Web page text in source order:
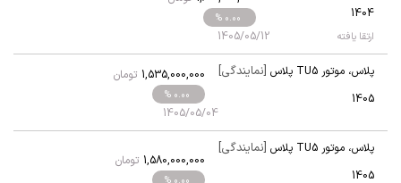
1404
ارتقا یافته 1405/05/12
% 0.00
پلاس، موتور TU5 پلاس [نمایندگی]
1405
1405/05/04
% 0.00
تومان 1,535,000,000
پلاس، موتور TU5 پلاس [نمایندگی]
1405
تومان 1,580,000,000